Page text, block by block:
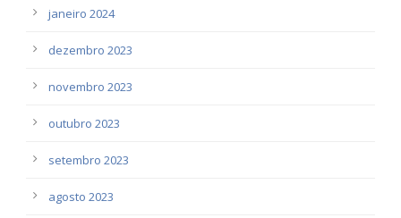
janeiro 2024
dezembro 2023
novembro 2023
outubro 2023
setembro 2023
agosto 2023